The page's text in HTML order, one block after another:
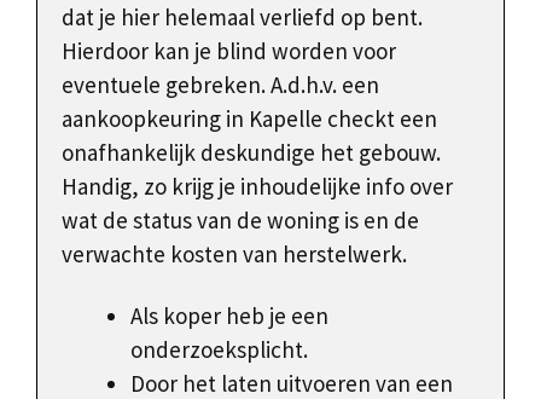
dat je hier helemaal verliefd op bent.
Hierdoor kan je blind worden voor
eventuele gebreken. A.d.h.v. een
aankoopkeuring in Kapelle checkt een
onafhankelijk deskundige het gebouw.
Handig, zo krijg je inhoudelijke info over
wat de status van de woning is en de
verwachte kosten van herstelwerk.
Als koper heb je een
onderzoeksplicht.
Door het laten uitvoeren van een